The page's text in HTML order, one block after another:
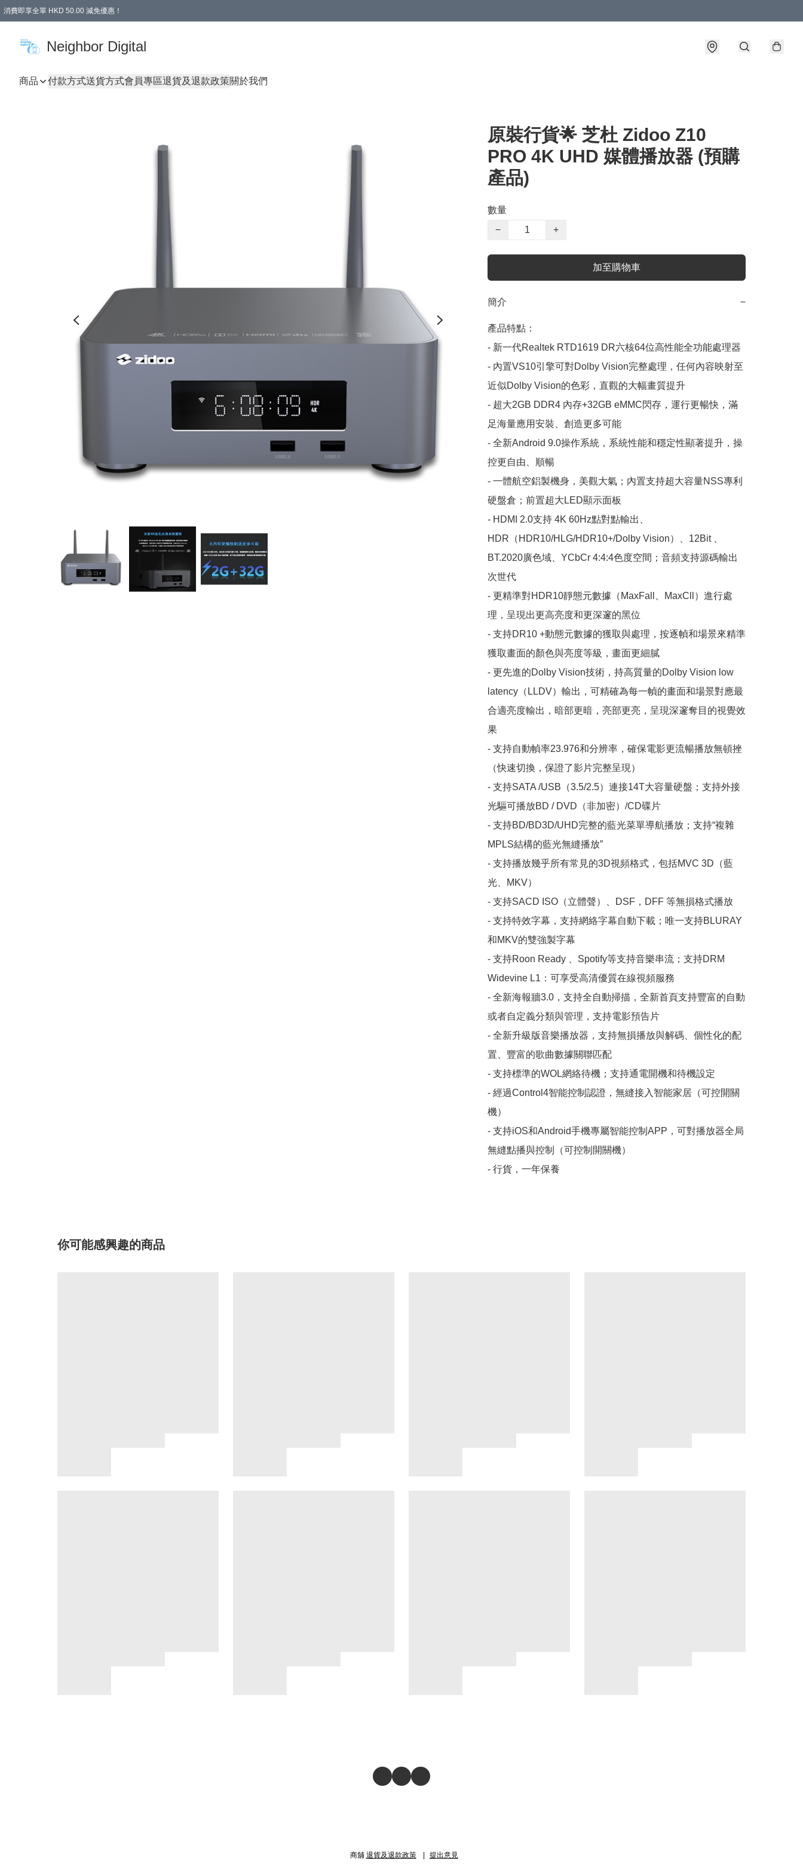
消費即享全單 HKD 50.00 減免優惠！
Neighbor Digital
商品 付款方式送貨方式會員專區退貨及退款政策關於我們
原裝行貨🌟 芝杜 Zidoo Z10
PRO 4K UHD 媒體播放器 (預購
產品)
數量
−
+
加至購物車
簡介 −
產品特點：
- 新一代Realtek RTD1619 DR六核64位高性能全功能處理器
- 內置VS10引擎可對Dolby Vision完整處理，任何內容映射至
近似Dolby Vision的色彩，直觀的大幅畫質提升
- 超大2GB DDR4 內存+32GB eMMC閃存，運行更暢快，滿
足海量應用安裝、創造更多可能
- 全新Android 9.0操作系統，系統性能和穩定性顯著提升，操
控更自由、順暢
- 一體航空鋁製機身，美觀大氣；內置支持超大容量NSS專利
硬盤倉；前置超大LED顯示面板
- HDMI 2.0支持 4K 60Hz點對點輸出、
HDR（HDR10/HLG/HDR10+/Dolby Vision）、12Bit 、
BT.2020廣色域、YCbCr 4:4:4色度空間；音頻支持源碼輸出
次世代
- 更精準對HDR10靜態元數據（MaxFall、MaxCll）進行處
理，呈現出更高亮度和更深邃的黑位
- 支持DR10 +動態元數據的獲取與處理，按逐幀和場景來精準
獲取畫面的顏色與亮度等級，畫面更細膩
- 更先進的Dolby Vision技術，持高質量的Dolby Vision low
latency（LLDV）輸出，可精確為每一幀的畫面和場景對應最
合適亮度輸出，暗部更暗，亮部更亮，呈現深邃奪目的視覺效
果
- 支持自動幀率23.976和分辨率，確保電影更流暢播放無頓挫
（快速切換，保證了影片完整呈現）
- 支持SATA /USB（3.5/2.5）連接14T大容量硬盤；支持外接
光驅可播放BD / DVD（非加密）/CD碟片
- 支持BD/BD3D/UHD完整的藍光菜單導航播放；支持“複雜
MPLS結構的藍光無縫播放”
- 支持播放幾乎所有常見的3D視頻格式，包括MVC 3D（藍
光、MKV）
- 支持SACD ISO（立體聲）、DSF，DFF 等無損格式播放
- 支持特效字幕，支持網絡字幕自動下載；唯一支持BLURAY
和MKV的雙強製字幕
- 支持Roon Ready 、Spotify等支持音樂串流；支持DRM
Widevine L1：可享受高清優質在線視頻服務
- 全新海報牆3.0，支持全自動掃描，全新首頁支持豐富的自動
或者自定義分類與管理，支持電影預告片
- 全新升級版音樂播放器，支持無損播放與解碼、個性化的配
置、豐富的歌曲數據關聯匹配
- 支持標準的WOL網絡待機；支持通電開機和待機設定
- 經過Control4智能控制認證，無縫接入智能家居（可控開關
機）
- 支持iOS和Android手機專屬智能控制APP，可對播放器全局
無縫點播與控制（可控制開關機）
- 行貨，一年保養
你可能感興趣的商品
商舖 退貨及退款政策 提出意見